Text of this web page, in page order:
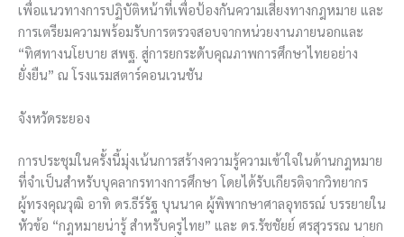
เพื่อแนวทางการปฏิบัติหน้าที่เพื่อป้องกันความเสี่ยงทางกฎหมาย และ
การเตรียมความพร้อมรับการตรวจสอบจากหน่วยงานภายนอกและ
“ทิศทางนโยบาย สพฐ. สู่การยกระดับคุณภาพการศึกษาไทยอย่าง
ยั่งยืน” ณ โรงแรมสตาร์คอนเวนชัน
จังหวัดระยอง
การประชุมในครั้งนี้มุ่งเน้นการสร้างความรู้ความเข้าใจในด้านกฎหมาย
ที่จำเป็นสำหรับบุคลากรทางการศึกษา โดยได้รับเกียรติจากวิทยากร
ผู้ทรงคุณวุฒิ อาทิ ดร.ธีร์รัฐ บุนนาค ผู้พิพากษาศาลอุทธรณ์ บรรยายใน
หัวข้อ “กฎหมายน่ารู้ สำหรับครูไทย” และ ดร.รัชชัยย์ ศรสุวรรณ นายก